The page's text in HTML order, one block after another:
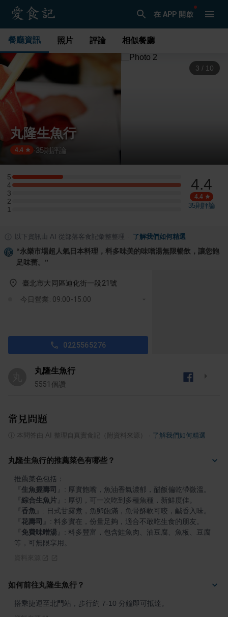
在 APP 開啟
餐廳資訊 照片 評論 相似餐廳
3 / 10
丸隆生魚行
4.4 ·35則評論
5
5 星：3 則評論
4
4 星：10 則評論
3
3 星：0 則評論
2
2 星：0 則評論
1
1 星：0 則評論
4.4
4.4
35則評論
以下資訊由 AI 從部落客食記彙整整理 了解我們如何精選
“永樂市場超人氣日本料理，料多味美的味噌湯無限暢飲，讓您飽
足味蕾。 ”
臺北市大同區迪化街一段21號
今日營業: 09:00-15:00
0225565276
丸隆生魚行
5551 個讚
常見問題
本問答由 AI 整理自真實食記（附資料來源） 了解我們如何精選
丸隆生魚行的推薦菜色有哪些？
生魚握壽司
綜合生魚片
香魚
花壽司
免費味噌湯
: 料多豐富，包含鮭魚肉、油豆腐、魚板、豆腐
等，可無限享用。
如何前往丸隆生魚行？
搭乘捷運至北門站，步行約 7-10 分鐘即可抵達。